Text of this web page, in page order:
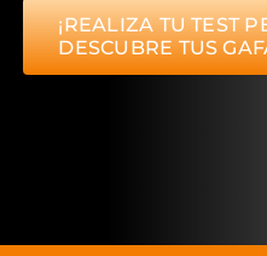
¡REALIZA TU TEST
DESCUBRE TUS